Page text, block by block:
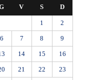
V S D
1 2
6 7 8 9
14 15 16
21 22 23